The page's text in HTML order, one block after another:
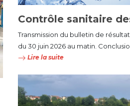
Contrôle sanitaire
Transmission du bulletin de
du 30 juin 2026 au matin.
Lire la suite